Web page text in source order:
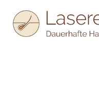
Inhalt
springen